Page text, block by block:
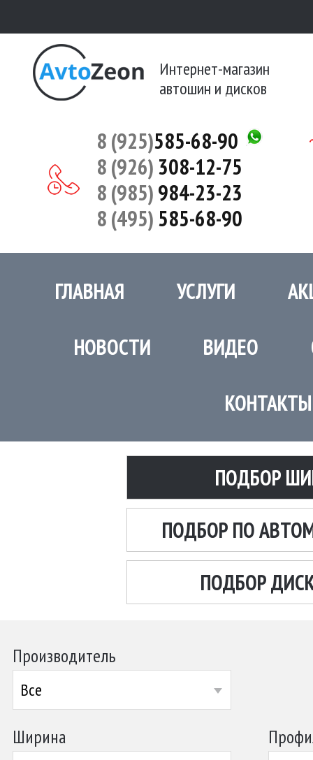
Интернет-магазин
автошин и дисков
8 (925)585-68-90
8 (926) 308-12-75
8 (985)984-23-23
8 (495)585-68-90
ГЛАВНАЯ УСЛУГИ
НОВОСТИ ВИДЕО
КОНТАКТЫ
ПОДБОР
ПОДБОР ПО
ПОДБОР
Производитель
Все
Ширина